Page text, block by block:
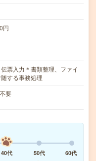
円
票入力＊書類整理、ファイ
する事務処理
要
40代 50代
60代